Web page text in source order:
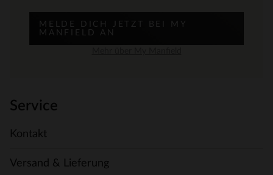
MELDE DICH JETZT BEI MY
MANFIELD AN
Service
Kontakt
Versand & Lieferung